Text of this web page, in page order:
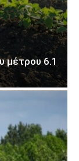
μέτρου 6.1